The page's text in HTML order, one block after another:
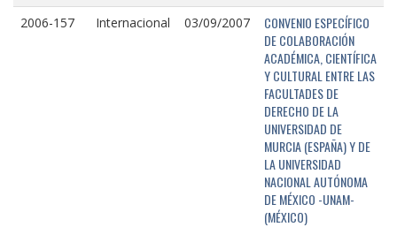
2006-157 Internacional 03/09/2007
CONVENIO ESPECÍFICO
DE COLABORACIÓN
ACADÉMICA, CIENTÍFICA
Y CULTURAL ENTRE LAS
FACULTADES DE
DERECHO DE LA
UNIVERSIDAD DE
MURCIA (ESPAÑA) Y DE
LA UNIVERSIDAD
NACIONAL AUTÓNOMA
DE MÉXICO -UNAM-
(MÉXICO)